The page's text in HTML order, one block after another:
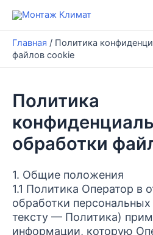
Главная / Политика
файлов cookie
Политика
обработки
1. Общие положения
1.1 Политика Оператор в
обработки
тексту — Политика)
информации, которую